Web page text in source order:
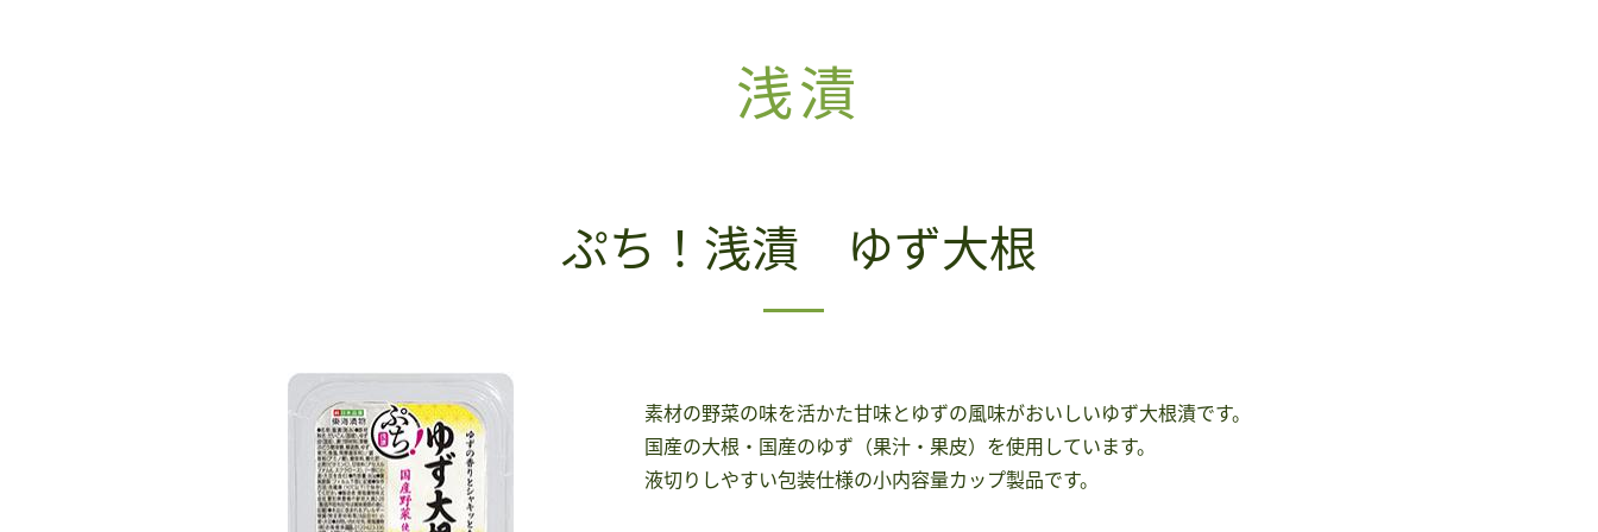
浅漬
ぷち！浅漬 ゆず大根
素材の野菜の味を活かた甘味とゆずの風味がおいしいゆず大根漬です。
国産の大根・国産のゆず（果汁・果皮）を使用しています。
液切りしやすい包装仕様の小内容量カップ製品です。